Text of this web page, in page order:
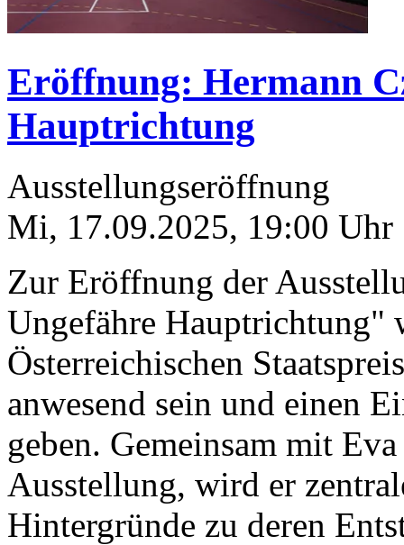
Eröffnung: Hermann
Hauptrichtung
Ausstellungseröffnung
Mi, 17.09.2025, 19:00 Uhr
Zur Eröffnung der
Ungefähre Hauptrichtung"
Österreichischen
anwesend sein und einen
geben. Gemeinsam mit
Ausstellung, wird er
Hintergründe zu deren